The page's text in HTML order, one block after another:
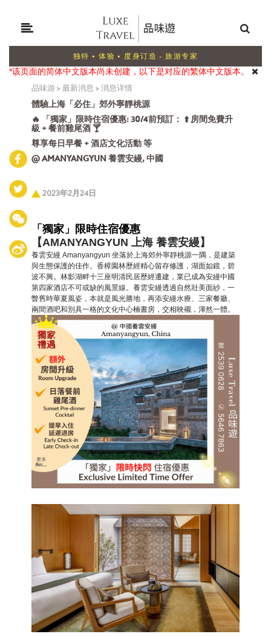
独特 • 体验 • 度身订造 - 旅游专家
*该页面的简体中文版本尚未创建，以下是对应的繁体中文版本。
品味游 >最新消息 >消息详情
體驗上海「必住」郊外寧靜桃源
🔥 「獨家」限時住宿優惠: 30/4前預訂： ⬆️ 房間免費升
級 + 餐前雞尾酒 🍸
尊享每日早餐 + 酒店文化活動 等
@ AMANYANGYUN 養雲安縵, 中國
2023年2月24日
「獨家」限時住宿優惠
【AMANYANGYUN 上海 養雲安縵】
養雲安縵 Amanyangyun 坐落於上海郊外寧靜桃源一隅，是建築
與生態保護的佳作。香樟園林歷經精心留存修護，湖面如鏡，碧
波不興。林影湖畔十三座明清民居歷經遷建，業已成為安縵中國
第四家酒店不可或缺的風景線。養雲安縵透過自然壯美面紗，一
瞥舊時華夏風姿，本就是風光勝地，再添安縵水療、三家餐廳、
兩間酒吧和別具一格的文化中心楠書房，交相映襯，渾然一體。